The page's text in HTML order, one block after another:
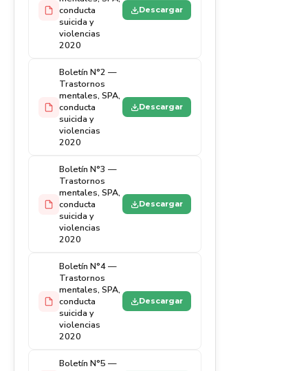
conducta
suicida y
violencias
2020
Descargar
Boletín N°2 —
Trastornos
mentales, SPA,
conducta
suicida y
violencias
2020
Descargar
Boletín N°3 —
Trastornos
mentales, SPA,
conducta
suicida y
violencias
2020
Descargar
Boletín N°4 —
Trastornos
mentales, SPA,
conducta
suicida y
violencias
2020
Descargar
Boletín N°5 —